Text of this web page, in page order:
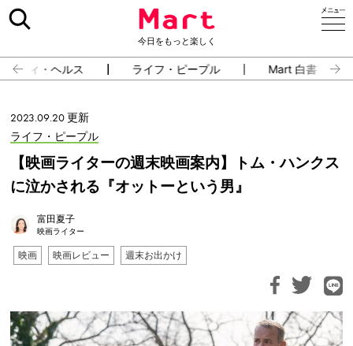
今日をもっと楽しく
ーティ・ヘルス ライフ・ピープル Mart 白書
2023.09.20 更新
ライフ・ピープル
【映画ライターの週末映画案内】トム・ハンクス
に泣かされる『オットーという男』
富田夏子
映画ライター
映画 映画レビュー 週末お出かけ